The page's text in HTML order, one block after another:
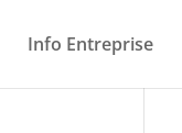
Info Entreprise